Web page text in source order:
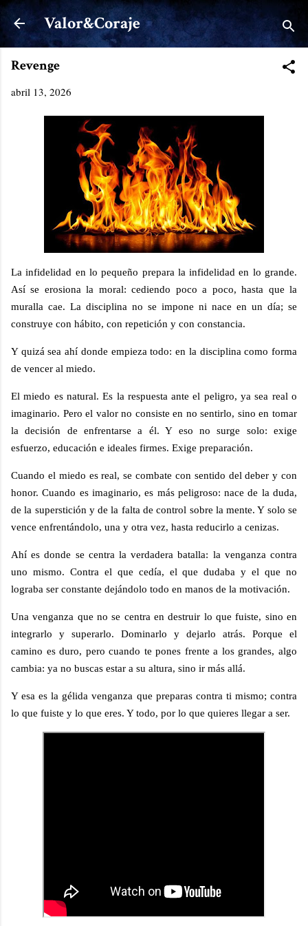
Ir al contenido principal
Valor&Coraje
Revenge
abril 13, 2026
La infidelidad en lo pequeño prepara la infidelidad en lo grande.
Así se erosiona la moral: cediendo poco a poco, hasta que la
muralla cae. La disciplina no se impone ni nace en un día; se
construye con hábito, con repetición y con constancia.
Y quizá sea ahí donde empieza todo: en la disciplina como forma
de vencer al miedo.
El miedo es natural. Es la respuesta ante el peligro, ya sea real o
imaginario. Pero el valor no consiste en no sentirlo, sino en tomar
la decisión de enfrentarse a él. Y eso no surge solo: exige
esfuerzo, educación e ideales firmes. Exige preparación.
Cuando el miedo es real, se combate con sentido del deber y con
honor. Cuando es imaginario, es más peligroso: nace de la duda,
de la superstición y de la falta de control sobre la mente. Y solo se
vence enfrentándolo, una y otra vez, hasta reducirlo a cenizas.
Ahí es donde se centra la verdadera batalla: la venganza contra
uno mismo. Contra el que cedía, el que dudaba y el que no
lograba ser constante dejándolo todo en manos de la motivación.
Una venganza que no se centra en destruir lo que fuiste, sino en
integrarlo y superarlo. Dominarlo y dejarlo atrás. Porque el
camino es duro, pero cuando te pones frente a los grandes, algo
cambia: ya no buscas estar a su altura, sino ir más allá.
Y esa es la gélida venganza que preparas contra ti mismo; contra
lo que fuiste y lo que eres. Y todo, por lo que quieres llegar a ser.